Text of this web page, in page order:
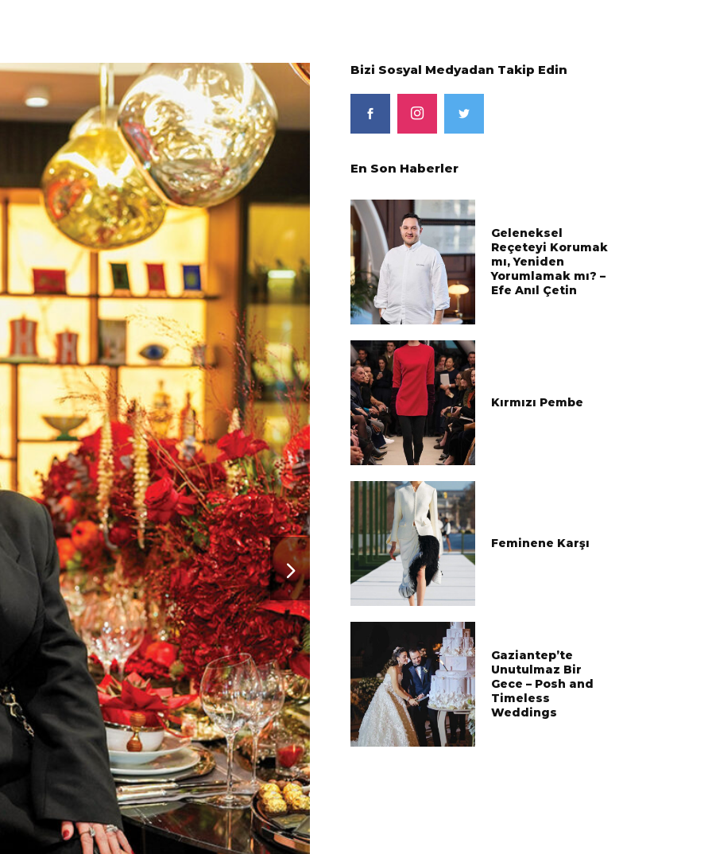
Bizi Sosyal Medyadan Takip Edin
En Son Haberler
Geleneksel
Reçeteyi Korumak
mı, Yeniden
Yorumlamak mı? –
Efe Anıl Çetin
Kırmızı Pembe
Feminene Karşı
Gaziantep’te
Unutulmaz Bir
Gece – Posh and
Timeless
Weddings